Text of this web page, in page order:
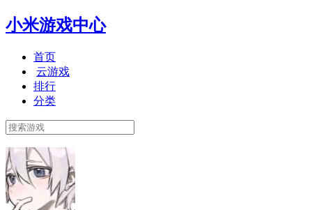
小米游戏中心
首页
云游戏
排行
分类